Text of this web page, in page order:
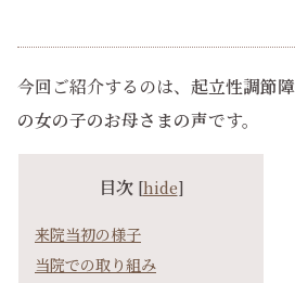
今回ご紹介するのは、 起立性調節
の女の子のお母さまの声です。
目次 [hide]
来院当初の様子
当院での取り組み